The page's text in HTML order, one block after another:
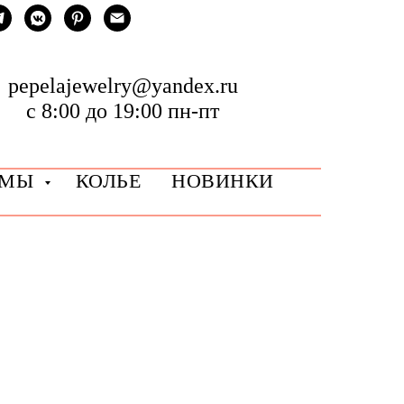
pepelajewelry@yandex.ru
с 8:00 до 19:00 пн-пт
КОЛЬЕ НОВИНКИ